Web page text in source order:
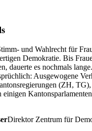
und Wahlrecht für
Demokratie. Bis
dauerte es nochmals
Ausgewogene
(ZH,
einigen
Direktor Zentrum für